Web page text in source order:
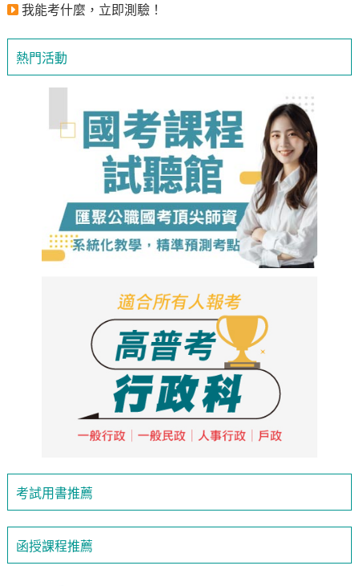
我能考什麼，立即測驗！
熱門活動
考試用書推薦
函授課程推薦